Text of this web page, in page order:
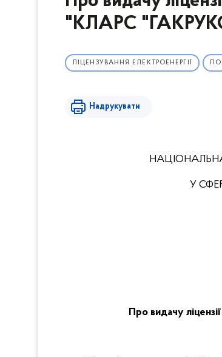
"КЛАРС
ЛІЦЕНЗУВАННЯ ЕЛЕКТРОЕНЕРГІЇ
Надрукувати
У
Про видачу